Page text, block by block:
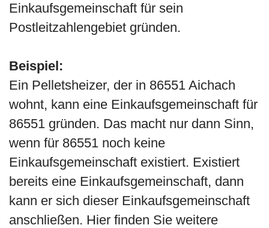
Einkaufsgemeinschaft für sein
Postleitzahlengebiet gründen.
Beispiel:
Ein Pelletsheizer, der in 86551 Aichach
wohnt, kann eine Einkaufsgemeinschaft für
86551 gründen. Das macht nur dann Sinn,
wenn für 86551 noch keine
Einkaufsgemeinschaft existiert. Existiert
bereits eine Einkaufsgemeinschaft, dann
kann er sich dieser Einkaufsgemeinschaft
anschließen. Hier finden Sie weitere